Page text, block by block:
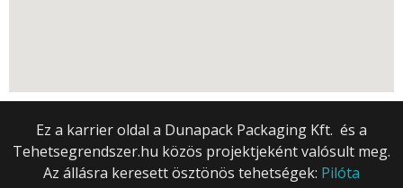
Ez a karrier oldal a Dunapack Packaging Kft. és a
Tehetsegrendszer.hu közös projektjeként valósult meg.
Az állásra keresett ösztönös tehetségek: Pilóta